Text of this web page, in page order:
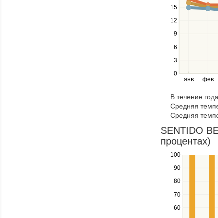
янв фев
0
3
6
9
12
15
navigate
series.
Use
the
and
right
keys
navigate
through
items
in
a
series.
В течение
Средняя
Средняя
SENTIDO
процентах)
60
70
80
90
100
Use
the
and
down
to